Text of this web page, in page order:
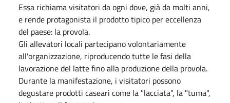
Essa richiama visitatori da ogni dove, già da molti anni,
e rende protagonista il prodotto tipico per eccellenza
del paese: la provola.
Gli allevatori locali partecipano volontariamente
all'organizzazione, riproducendo tutte le fasi della
lavorazione del latte fino alla produzione della provola.
Durante la manifestazione, i visitatori possono
degustare prodotti caseari come la "lacciata", la "tuma",